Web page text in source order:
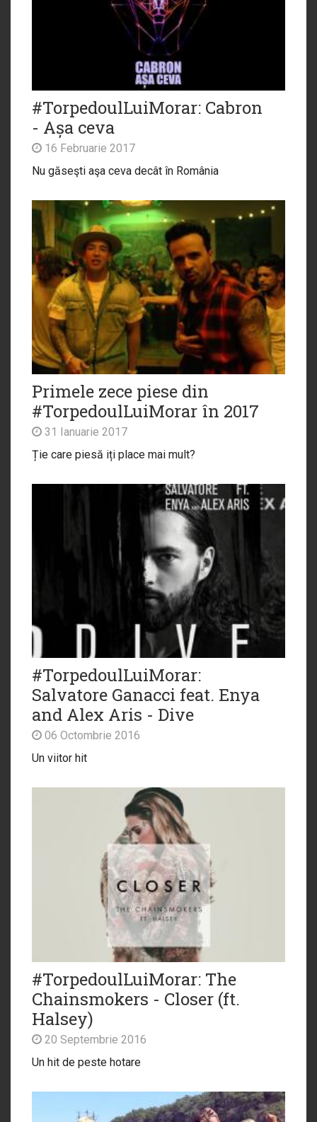
#TorpedoulLuiMorar: Cabron
- Așa ceva
16 Februarie 2017
Nu găseşti aşa ceva decât în România
Primele zece piese din
#TorpedoulLuiMorar în 2017
31 Ianuarie 2017
Ție care piesă iți place mai mult?
#TorpedoulLuiMorar:
Salvatore Ganacci feat. Enya
and Alex Aris - Dive
06 Octombrie 2016
Un viitor hit
#TorpedoulLuiMorar: The
Chainsmokers - Closer (ft.
Halsey)
20 Septembrie 2016
Un hit de peste hotare